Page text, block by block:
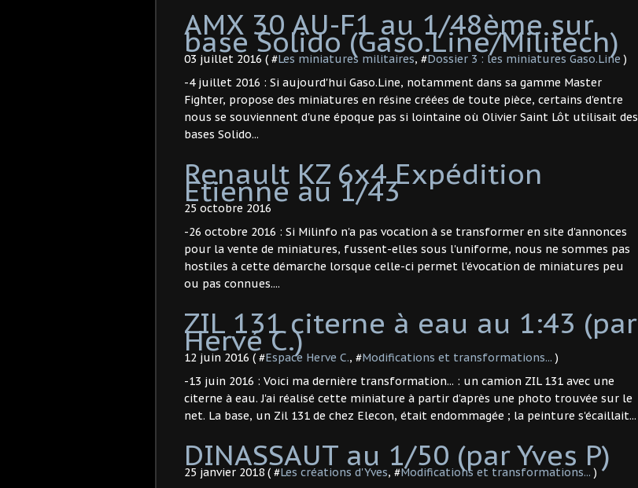
AMX 30 AU-F1 au 1/48ème sur
base Solido (Gaso.Line/Militech)
03 juillet 2016 ( #Les miniatures militaires, #Dossier 3 : les miniatures Gaso.Line )
-4 juillet 2016 : Si aujourd'hui Gaso.Line, notamment dans sa gamme Master
Fighter, propose des miniatures en résine créées de toute pièce, certains d'entre
nous se souviennent d'une époque pas si lointaine où Olivier Saint Lôt utilisait des
bases Solido...
Renault KZ 6x4 Expédition
Etienne au 1/43
25 octobre 2016
-26 octobre 2016 : Si Milinfo n'a pas vocation à se transformer en site d'annonces
pour la vente de miniatures, fussent-elles sous l'uniforme, nous ne sommes pas
hostiles à cette démarche lorsque celle-ci permet l'évocation de miniatures peu
ou pas connues....
ZIL 131 citerne à eau au 1:43 (par
Hervé C.)
12 juin 2016 ( #Espace Herve C., #Modifications et transformations... )
-13 juin 2016 : Voici ma dernière transformation... : un camion ZIL 131 avec une
citerne à eau. J'ai réalisé cette miniature à partir d'après une photo trouvée sur le
net. La base, un Zil 131 de chez Elecon, était endommagée ; la peinture s'écaillait...
DINASSAUT au 1/50 (par Yves P)
25 janvier 2018 ( #Les créations d'Yves, #Modifications et transformations... )